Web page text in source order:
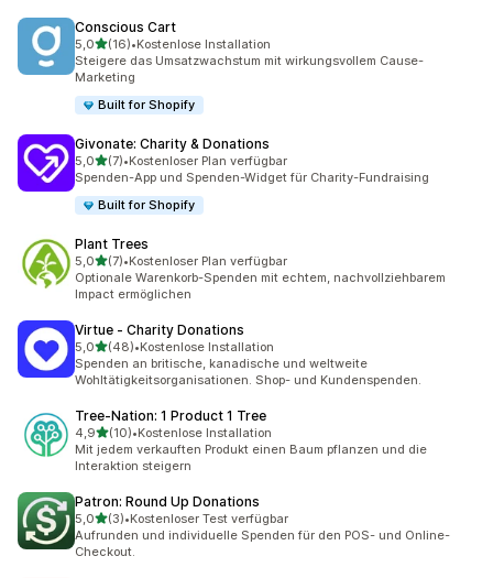
Conscious Cart
5,0von 5 Sternen
(16)
16 Rezensionen insgesamt
•Kostenlose Installation
Steigere das Umsatzwachstum mit wirkungsvollem Cause-
Marketing
Built for Shopify
Givonate: Charity & Donations
5,0von 5 Sternen
(7)
7 Rezensionen insgesamt
•Kostenloser Plan verfügbar
Spenden-App und Spenden-Widget für Charity-Fundraising
Built for Shopify
Plant Trees
5,0von 5 Sternen
(7)
7 Rezensionen insgesamt
•Kostenloser Plan verfügbar
Optionale Warenkorb-Spenden mit echtem, nachvollziehbarem
Impact ermöglichen
Virtue ‑ Charity Donations
5,0von 5 Sternen
(48)
48 Rezensionen insgesamt
•Kostenlose Installation
Spenden an britische, kanadische und weltweite
Wohltätigkeitsorganisationen. Shop- und Kundenspenden.
Tree‑Nation: 1 Product 1 Tree
4,9von 5 Sternen
(10)
10 Rezensionen insgesamt
•Kostenlose Installation
Mit jedem verkauften Produkt einen Baum pflanzen und die
Interaktion steigern
Patron: Round Up Donations
5,0von 5 Sternen
(3)
3 Rezensionen insgesamt
•Kostenloser Test verfügbar
Aufrunden und individuelle Spenden für den POS- und Online-
Checkout.